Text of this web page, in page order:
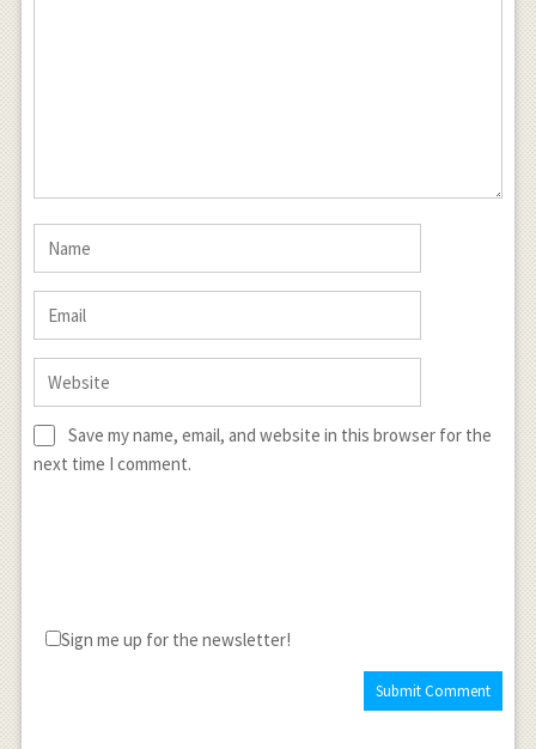
Save my name, email, and website in this browser for the
next time I comment.
Sign me up for the newsletter!